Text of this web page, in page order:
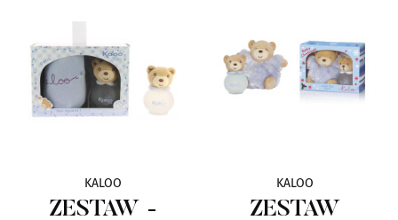
KALOO
ZESTAW -
KALOO
ZESTAW